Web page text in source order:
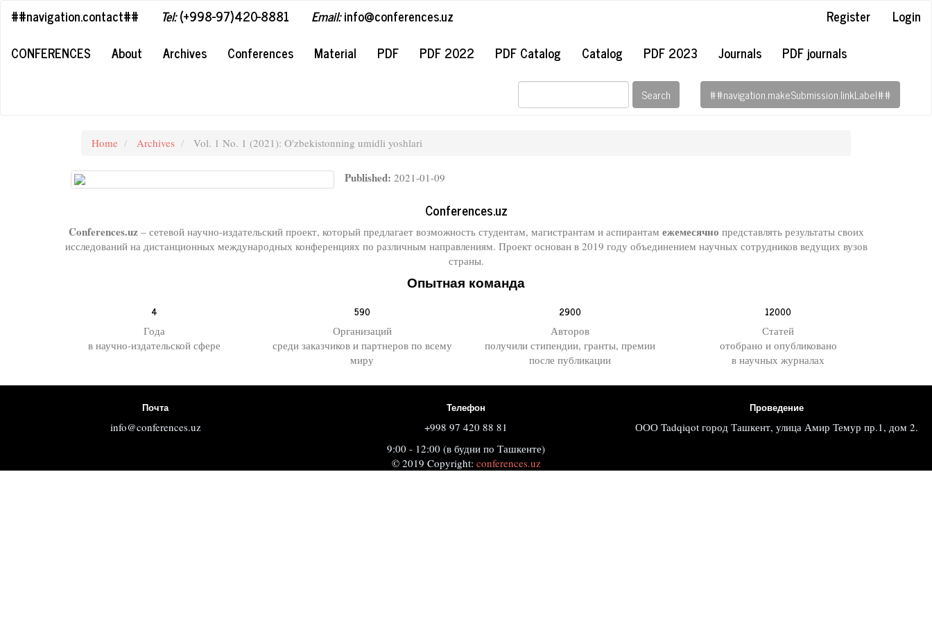
##plugins.themes.bootstrap3.accessible_menu.main_navigation##
##plugins.themes.bootstrap3.accessible_menu.sidebar##
##navigation.contact## Tel:(+998-97)420-8881 Email:info@conferences.uz Register
Login
CONFERENCES
About Archives Conferences Material PDF PDF 2022 PDF Catalog Catalog PDF 2023 Journals PDF journals
Search ##navigation.makeSubmission.linkLabel##
Home Archives Vol. 1 No. 1 (2021): O'zbekistonning umidli yoshlari
Published: 2021-01-09
Conferences.uz
Conferences.uz– сетевой научно-издательский проект, который предлагает возможность студентам, магистрантам и аспирантам ежемесячно представлять результаты своих
исследований на дистанционных международных конференциях по различным направлениям. Проект основан в 2019 году объединением научных сотрудников ведущих вузов
страны.
Опытная команда
4
Года
в научно-издательской сфере
590
Организаций
среди заказчиков и партнеров по всему
миру
2900
Авторов
получили стипендии, гранты, премии
после публикации
12000
Статей
отобрано и опубликовано
в научных журналах
Почта
info@conferences.uz
Телефон
+998 97 420 88 81
9:00 - 12:00 (в будни по Ташкенте)
Проведение
ООО Tadqiqot город Ташкент, улица Амир Темур пр.1, дом 2.
© 2019 Copyright: conferences.uz